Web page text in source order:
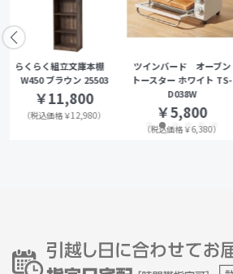
らくらく組立文庫本棚
W450 ブラウン 25503
￥11,800
（税込価格￥12,980）
ツインバード オーブン
トースター ホワイト TS-
D038W
￥5,800
（税込価格￥6,380）